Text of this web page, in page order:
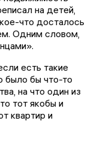
на детей,
что досталось
Одним словом,
есть такие
было бы что-то
на что один из
тот якобы и
квартир и